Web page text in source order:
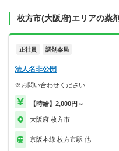
枚方市(大阪府)エリアの薬
正社員 調剤薬局
法人名非公開
※お問い合わせください
【時給】2,000円～
大阪府 枚方市
京阪本線 枚方市駅 他